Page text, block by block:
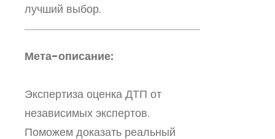
лучший выбор.
Мета-описание:
Экспертиза оценка ДТП от
независимых экспертов.
Поможем доказать реальный